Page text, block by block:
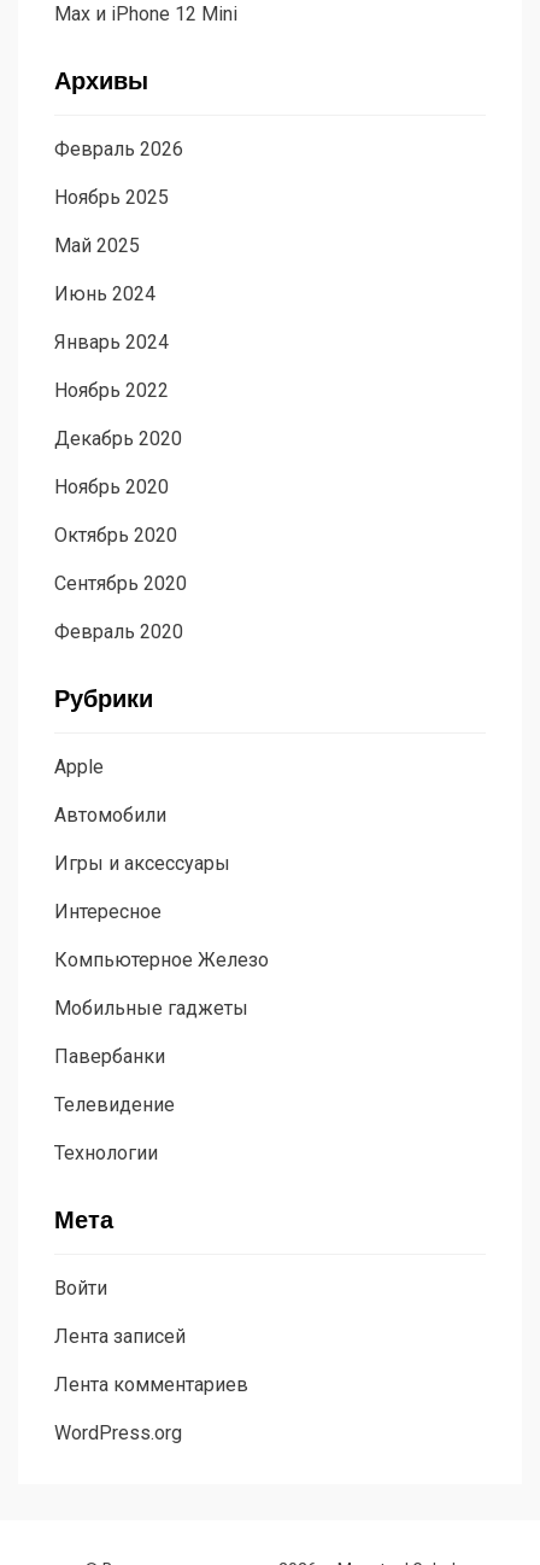
Max и iPhone 12 Mini
Архивы
Февраль 2026
Ноябрь 2025
Май 2025
Июнь 2024
Январь 2024
Ноябрь 2022
Декабрь 2020
Ноябрь 2020
Октябрь 2020
Сентябрь 2020
Февраль 2020
Рубрики
Apple
Автомобили
Игры и аксессуары
Интересное
Компьютерное Железо
Мобильные гаджеты
Павербанки
Телевидение
Технологии
Мета
Войти
Лента записей
Лента комментариев
WordPress.org